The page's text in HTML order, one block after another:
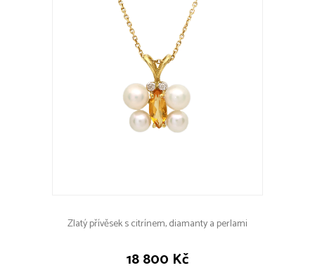
Zlatý přívěsek s citrínem, diamanty a perlami
18 800 Kč